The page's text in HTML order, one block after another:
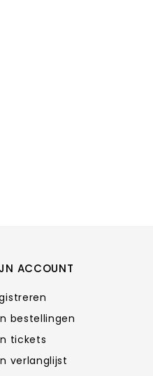
ACCOUNT
bestellingen
tickets
verlanglijst